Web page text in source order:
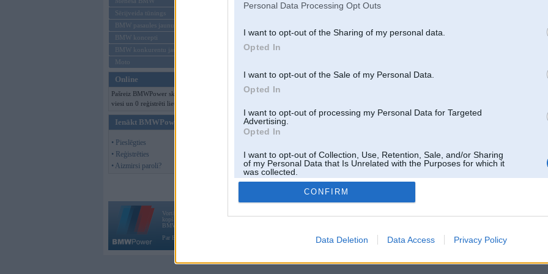
Personal Data Processing Opt Outs
I want to opt-out of the Sharing of my personal data.
Opted In
I want to opt-out of the Sale of my Personal Data.
Opted In
I want to opt-out of processing my Personal Data for Targeted
Advertising.
Opted In
I want to opt-out of Collection, Use, Retention, Sale, and/or Sharing
of my Personal Data that Is Unrelated with the Purposes for which it
was collected.
Opted Out
CONFIRM
Data Deletion Data Access Privacy Policy
Sērijveida tūnings
BMW pasaules jaunumi
BMW koncepti
BMW konkurentu jaunumi
Moto
Online
Pašreiz BMWPower skatās 352
viesi un 0 reģistrēti lietotāji.
Ienākt BMWPower
• Pieslēgties
• Reģistrēties
• Aizmirsi paroli?
Vortāls BMWPower.lv darbojas
kopš 2002. gada 14. maija. Tas nav auto klubs un nav saistīts ar
BMW AG.
Par BMWPower